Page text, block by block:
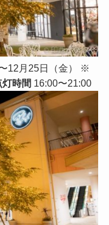
12月25日（金） ※
灯時間 16:00〜21:00